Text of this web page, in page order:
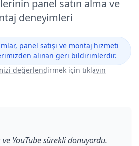
panel satın alma ve
deneyimleri
panel satışı ve montaj hizmeti
alınan geri bildirimlerdir.
değerlendirmek için tıklayın
ve YouTube sürekli donuyordu.